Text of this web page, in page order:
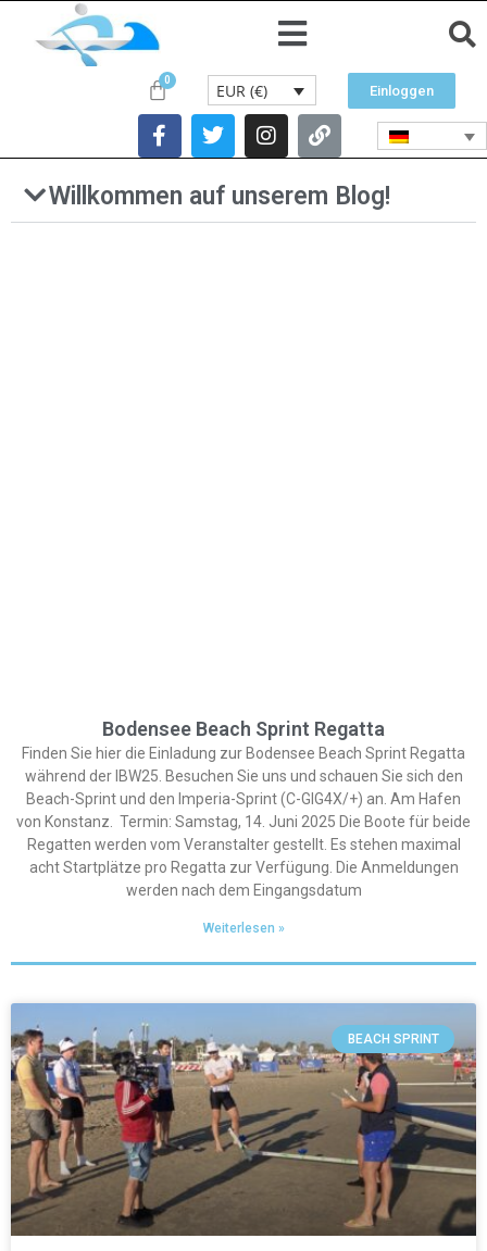
EUR (€) Einloggen
Willkommen auf unserem Blog!
Bodensee Beach Sprint Regatta
Finden Sie hier die Einladung zur Bodensee Beach Sprint Regatta
während der IBW25. Besuchen Sie uns und schauen Sie sich den
Beach-Sprint und den Imperia-Sprint (C-GIG4X/+) an. Am Hafen
von Konstanz. Termin: Samstag, 14. Juni 2025 Die Boote für beide
Regatten werden vom Veranstalter gestellt. Es stehen maximal
acht Startplätze pro Regatta zur Verfügung. Die Anmeldungen
werden nach dem Eingangsdatum
Weiterlesen »
BEACH SPRINT